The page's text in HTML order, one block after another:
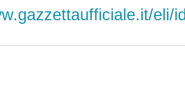
eli/